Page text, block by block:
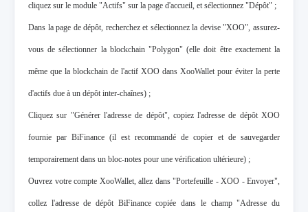
cliquez sur le module "Actifs" sur la page d'accueil, et sélectionnez "Dépôt" ;
Dans la page de dépôt, recherchez et sélectionnez la devise "XOO", assurez-
vous de sélectionner la blockchain "Polygon" (elle doit être exactement la
même que la blockchain de l'actif XOO dans XooWallet pour éviter la perte
d'actifs due à un dépôt inter-chaînes) ;
Cliquez sur "Générer l'adresse de dépôt", copiez l'adresse de dépôt XOO
fournie par BiFinance (il est recommandé de copier et de sauvegarder
temporairement dans un bloc-notes pour une vérification ultérieure) ;
Ouvrez votre compte XooWallet, allez dans "Portefeuille - XOO - Envoyer",
collez l'adresse de dépôt BiFinance copiée dans le champ "Adresse du